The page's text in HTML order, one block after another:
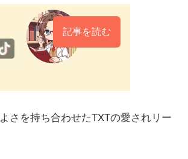
記事を読む
さを持ち合わせたTXTの愛されリー